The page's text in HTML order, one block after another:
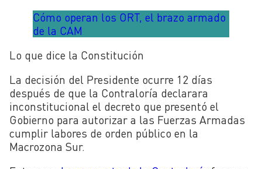
Cómo operan los ORT, el brazo armado
de la CAM
Lo que dice la Constitución
La decisión del Presidente ocurre 12 días
después de que la Contraloría declarara
inconstitucional el decreto que presentó el
Gobierno para autorizar a las Fuerzas Armadas
cumplir labores de orden público en la
Macrozona Sur.